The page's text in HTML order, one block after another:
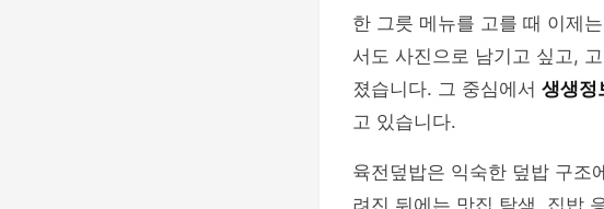
한 그릇 메뉴를 고를 때 이제
서도 사진으로 남기고 싶고,
졌습니다. 그 중심에서 생생정
고 있습니다.
육전덮밥은 익숙한 덮밥 구조
려진 뒤에는 맛집 탐색, 집밥